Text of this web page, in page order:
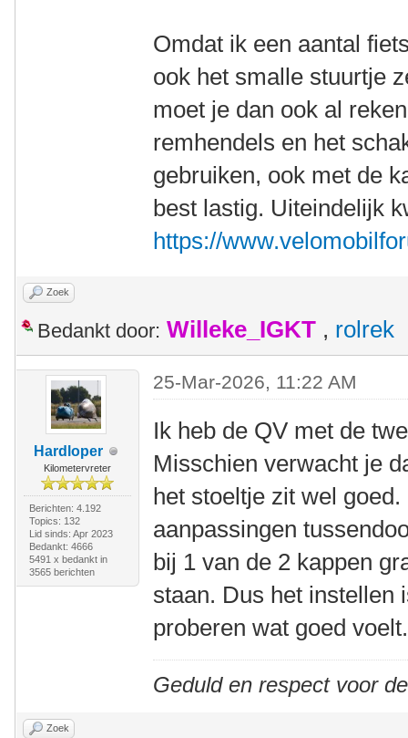
Omdat ik een aantal
ook het smalle stuurtje
moet je dan ook al
remhendels en het
gebruiken, ook met de
best lastig. Uiteindelijk
https://
Zoek
Bedankt door: Willeke_IGKT , rolrek
Hardloper
Kilometervreter
Berichten: 4.192
Topics: 132
Lid sinds: Apr 2023
Bedankt: 4666
5491 x bedankt in
3565 berichten
25-Mar-2026, 11:22 AM
Ik heb de QV met de
Misschien verwacht je
het stoeltje zit wel
aanpassingen
bij 1 van de 2 kappen
staan. Dus het instellen
proberen wat goed voelt.
Geduld en respect voor
Zoek